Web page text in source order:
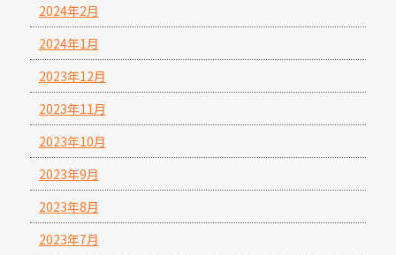
2024年2月
2024年1月
2023年12月
2023年11月
2023年10月
2023年9月
2023年8月
2023年7月